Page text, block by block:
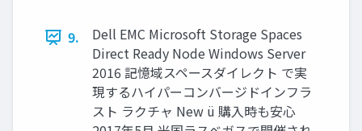
9.
Dell EMC Microsoft Storage Spaces
Direct Ready Node Windows Server
2016 記憶域スペースダイレクト で実
現するハイパーコンバージドインフラ
スト ラクチャ New ü 購⼊時も安⼼